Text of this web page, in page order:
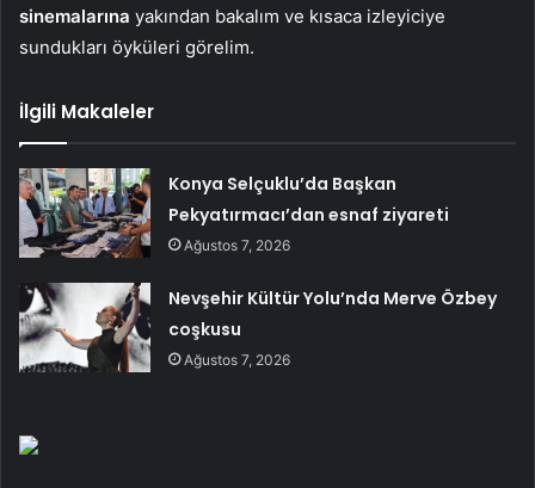
sinemalarına yakından bakalım ve kısaca izleyiciye
sundukları öyküleri görelim.
İlgili Makaleler
Konya Selçuklu’da Başkan
Pekyatırmacı’dan esnaf ziyareti
Ağustos 7, 2026
Nevşehir Kültür Yolu’nda Merve Özbey
coşkusu
Ağustos 7, 2026